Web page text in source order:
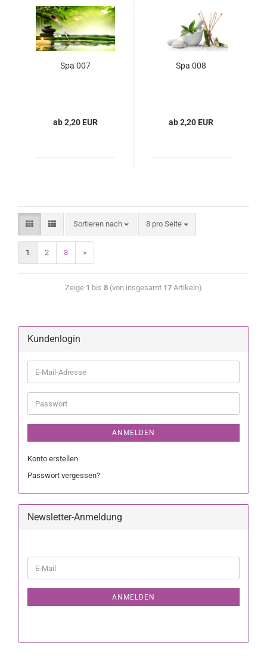
Spa 007
ab 2,20 EUR
Spa 008
ab 2,20 EUR
Sortieren nach 8 pro Seite
1 2 3 »
Zeige 1 bis 8 (von insgesamt 17 Artikeln)
Kundenlogin
ANMELDEN
Konto erstellen
Passwort vergessen?
Newsletter-Anmeldung
ANMELDEN